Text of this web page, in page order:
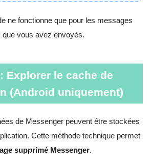
ne fonctionne que pour les messages
vous avez envoyés.
Explorer le cache de
(Android uniquement)
de Messenger peuvent être stockées
Cette méthode technique permet
supprimé Messenger.